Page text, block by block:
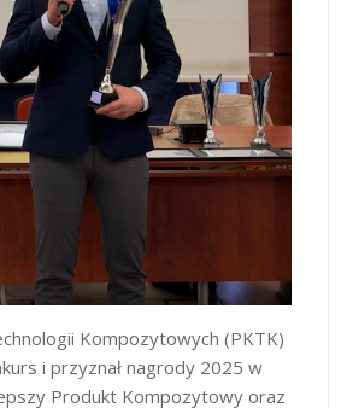
Kompozytowych (PKTK)
i przyznał nagrody 2025 w
Produkt Kompozytowy oraz